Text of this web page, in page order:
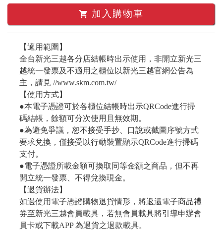
shopping_cart 加入購物車
【適用範圍】
全台新光三越各分店結帳時出示使用，非開立新光三
越統一發票及不適用之櫃位以新光三越官網公告為
主，請見 //www.skm.com.tw/
【使用方式】
●本電子憑證可於各櫃位結帳時出示QRCode進行掃
碼結帳，餘額可分次使用且無效期。
●為避免爭議，恕不接受手抄、口說或截圖序號方式
要求兌換，僅接受以行動裝置顯示QRCode進行掃碼
支付。
●電子憑證所載金額可換取同等金額之商品，但不再
開立統一發票、不得兌換現金。
【退貨辦法】
如遇使用電子憑證購物退貨情形，將返還電子商品禮
券至新光三越會員載具，若無會員載具將引導申辦會
員卡或下載APP 為退貨之退款載具。